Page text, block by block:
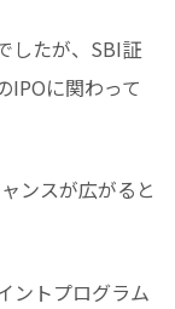
したが、SBI証
IPOに関わって
ンスが広がると
ントプログラム